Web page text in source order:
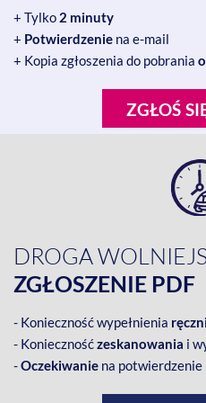
+ Tylko 2 minuty
+ Potwierdzenie na e-mail
+ Kopia zgłoszenia do pobrania
ZGŁOŚ
DROGA
ZGŁOSZENIE PDF
- Konieczność wypełnienia
- Koniecznośćzeskanowania i
-Oczekiwanie na potwierdzenie